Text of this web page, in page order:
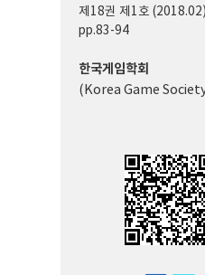
제18권 제1호 (2018.02)
pp.83-94
한국게임학회
(Korea Game